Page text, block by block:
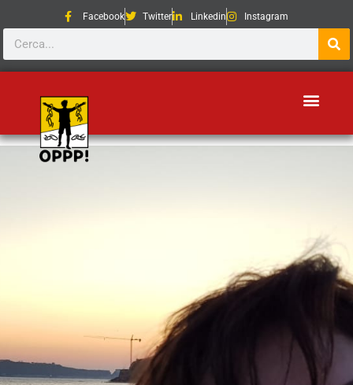
Facebook Twitter Linkedin Instagram